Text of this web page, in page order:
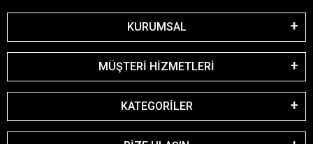
KURUMSAL
MÜŞTERİ HİZMETLERİ
KATEGORİLER